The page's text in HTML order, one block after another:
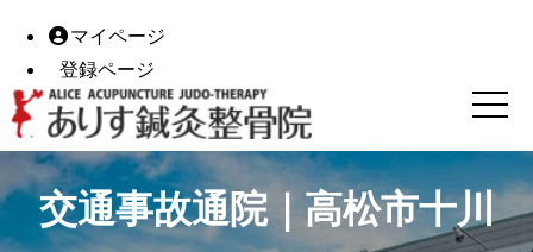
マイページ
登録ページ
交通事故通院｜高松市十川東町の整骨院｜病院｜整骨院｜
交通事故通院｜高松市十川